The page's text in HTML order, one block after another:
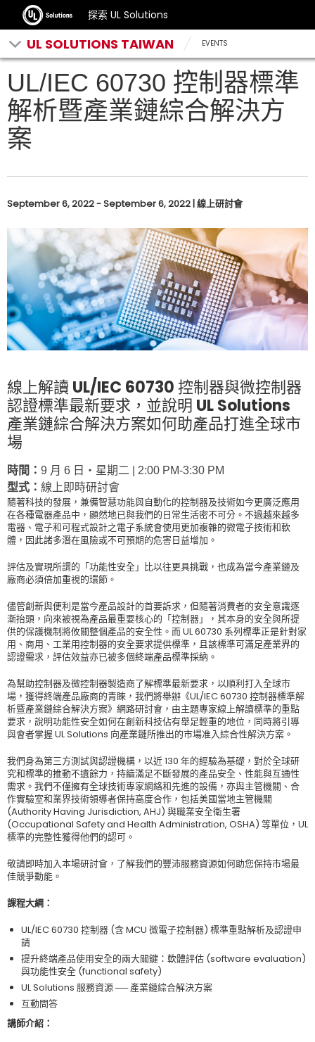
探索 UL Solutions
UL SOLUTIONS TAIWAN EVENTS
UL/IEC 60730 控制器標準
解析暨產業鏈綜合解決方
案
September 6, 2022 - September 6, 2022 | 線上研討會
線上解讀 UL/IEC 60730 控制器與微控制器
認證標準最新要求，並說明 UL Solutions
產業鏈綜合解決方案如何助產品打進全球市
場
時間： 9 月 6 日‧星期二 | 2:00 PM-3:30 PM
型式： 線上即時研討會
隨著科技的發展，兼備智慧功能與自動化的控制器及技術如今更廣泛應用
在各種電器產品中，顯然地已與我們的日常生活密不可分。不過越來越多
電器、電子和可程式設計之電子系統會使用更加複雜的微電子技術和軟
體，因此諸多潛在風險或不可預期的危害日益增加。
評估及實現所謂的「功能性安全」比以往更具挑戰，也成為當今產業鏈及
廠商必須倍加重視的環節。
儘管創新與便利是當今產品設計的首要訴求，但隨著消費者的安全意識逐
漸抬頭，向來被視為產品最重要核心的「控制器」，其本身的安全與所提
供的保護機制將攸關整個產品的安全性。而 UL 60730 系列標準正是針對家
用、商用、工業用控制器的安全要求提供標準，且該標準可滿足產業界的
認證需求，評估效益亦已被多個終端產品標準採納。
為幫助控制器及微控制器製造商了解標準最新要求，以順利打入全球市
場，獲得終端產品廠商的青睞，我們將舉辦《UL/IEC 60730 控制器標準解
析暨產業鏈綜合解決方案》網路研討會，由主題專家線上解讀標準的重點
要求，說明功能性安全如何在創新科技佔有舉足輕重的地位，同時將引導
與會者掌握 UL Solutions 向產業鏈所推出的市場准入綜合性解決方案。
我們身為第三方測試與認證機構，以近 130 年的經驗為基礎，對於全球研
究和標準的推動不遺餘力，持續滿足不斷發展的產品安全、性能與互通性
需求。我們不僅擁有全球技術專家網絡和先進的設備，亦與主管機關、合
作實驗室和業界技術領導者保持高度合作，包括美國當地主管機關
(Authority Having Jurisdiction, AHJ) 與職業安全衛生署
(Occupational Safety and Health Administration, OSHA) 等單位，UL
標準的完整性獲得他們的認可。
敬請即時加入本場研討會，了解我們的豐沛服務資源如何助您保持市場最
佳競爭動能。
課程大綱：
UL/IEC 60730 控制器 (含 MCU 微電子控制器) 標準重點解析及認證申
請
提升終端產品使用安全的兩大關鍵：軟體評估 (software evaluation)
與功能性安全 (functional safety)
UL Solutions 服務資源 ── 產業鏈綜合解決方案
互動問答
講師介紹：